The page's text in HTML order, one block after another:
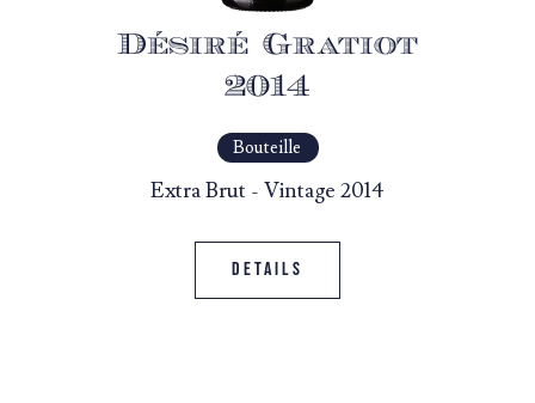
Désiré Gratiot
2014
Bouteille
Extra Brut - Vintage 2014
Details